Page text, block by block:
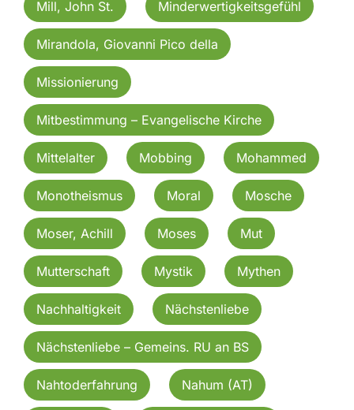
Mill, John St. Minderwertigkeitsgefühl
Mirandola, Giovanni Pico della
Missionierung
Mitbestimmung – Evangelische Kirche
Mittelalter Mobbing Mohammed
Monotheismus Moral Mosche
Moser, Achill Moses Mut
Mutterschaft Mystik Mythen
Nachhaltigkeit Nächstenliebe
Nächstenliebe – Gemeins. RU an BS
Nahtoderfahrung Nahum (AT)